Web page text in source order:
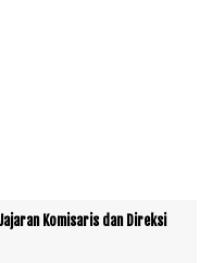
Komisaris dan Direksi